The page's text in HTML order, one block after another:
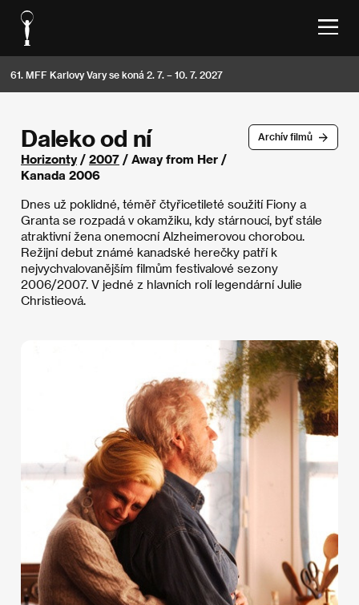
61. MFF Karlovy Vary se koná 2. 7. – 10. 7. 2027
Archív filmů
Daleko od ní
Horizonty/ 2007 / Away from Her /
Kanada 2006
Dnes už poklidné, téměř čtyřicetileté soužití Fiony a
Granta se rozpadá v okamžiku, kdy stárnoucí, byť stále
atraktivní žena onemocní Alzheimerovou chorobou.
Režijní debut známé kanadské herečky patří k
nejvychvalovanějším filmům festivalové sezony
2006/2007. V jedné z hlavních rolí legendární Julie
Christieová.